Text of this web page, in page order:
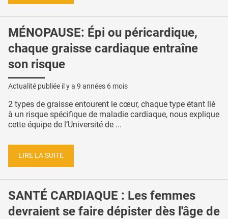
MÉNOPAUSE: Épi ou péricardique,
chaque graisse cardiaque entraîne
son risque
Actualité publiée il y a 9 années 6 mois
2 types de graisse entourent le cœur, chaque type étant lié
à un risque spécifique de maladie cardiaque, nous explique
cette équipe de l’Université de ...
LIRE LA SUITE
SANTÉ CARDIAQUE : Les femmes
devraient se faire dépister dès l'âge de